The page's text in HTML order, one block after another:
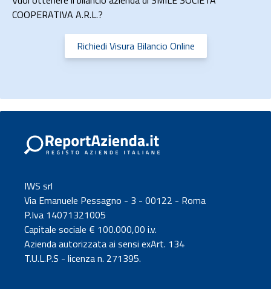
COOPERATIVA A.R.L.?
Richiedi Visura Bilancio Online
IWS srl
Via Emanuele Pessagno - 3 - 00122 - Roma
P.Iva 14071321005
Capitale sociale € 100.000,00 i.v.
Azienda autorizzata ai sensi exArt. 134
T.U.L.P.S - licenza n. 271395.